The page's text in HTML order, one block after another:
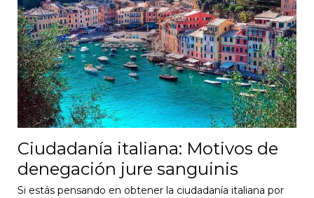
Ciudadanía italiana: Motivos de
denegación jure sanguinis
Si estás pensando en obtener la ciudadanía italiana por